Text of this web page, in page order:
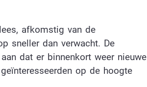
afkomstig van de
sneller dan verwacht. De
dat er binnenkort weer nieuwe
op de hoogte